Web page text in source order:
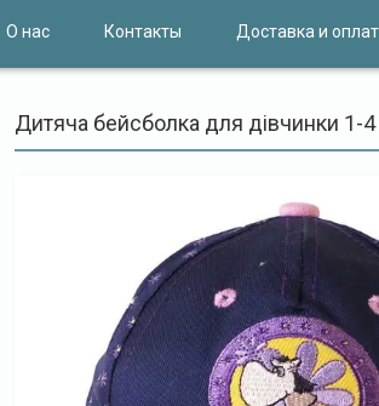
О нас Контакты Доставка и
Дитяча бейсболка для дівчинки 1-4